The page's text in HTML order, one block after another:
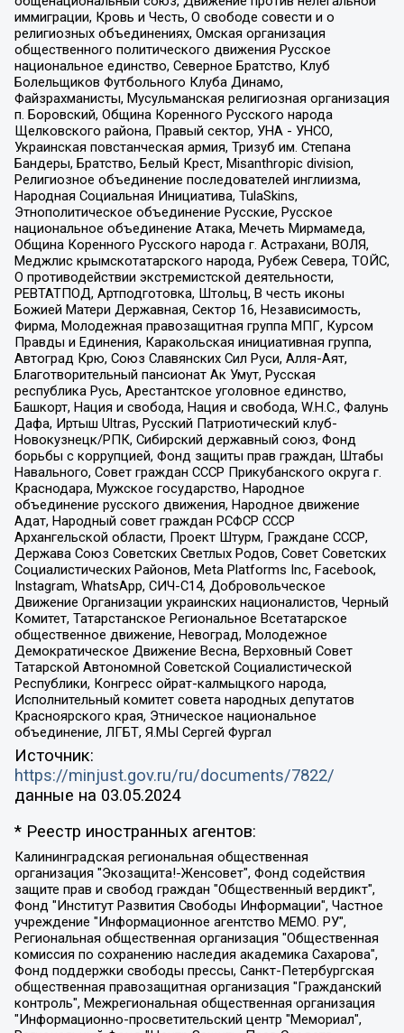
иммиграции, Кровь и Честь, О свободе совести и о
религиозных объединениях, Омская организация
общественного политического движения Русское
национальное единство, Северное Братство, Клуб
Болельщиков Футбольного Клуба Динамо,
Файзрахманисты, Мусульманская религиозная организация
п. Боровский, Община Коренного Русского народа
Щелковского района, Правый сектор, УНА - УНСО,
Украинская повстанческая армия, Тризуб им. Степана
Бандеры, Братство, Белый Крест, Misanthropic division,
Религиозное объединение последователей инглиизма,
Народная Социальная Инициатива, TulaSkins,
Этнополитическое объединение Русские, Русское
национальное объединение Атака, Мечеть Мирмамеда,
Община Коренного Русского народа г. Астрахани, ВОЛЯ,
Меджлис крымскотатарского народа, Рубеж Севера, ТОЙС,
О противодействии экстремистской деятельности,
РЕВТАТПОД, Артподготовка, Штольц, В честь иконы
Божией Матери Державная, Сектор 16, Независимость,
Фирма, Молодежная правозащитная группа МПГ, Курсом
Правды и Единения, Каракольская инициативная группа,
Автоград Крю, Союз Славянских Сил Руси, Алля-Аят,
Благотворительный пансионат Ак Умут, Русская
республика Русь, Арестантское уголовное единство,
Башкорт, Нация и свобода, Нация и свобода, W.H.С., Фалунь
Дафа, Иртыш Ultras, Русский Патриотический клуб-
Новокузнецк/РПК, Сибирский державный союз, Фонд
борьбы с коррупцией, Фонд защиты прав граждан, Штабы
Навального, Совет граждан СССР Прикубанского округа г.
Краснодара, Мужское государство, Народное
объединение русского движения, Народное движение
Адат, Народный совет граждан РСФСР СССР
Архангельской области, Проект Штурм, Граждане СССР,
Держава Союз Советских Светлых Родов, Совет Советских
Социалистических Районов, Meta Platforms Inc, Facebook,
Instagram, WhatsApp, СИЧ-С14, Добровольческое
Движение Организации украинских националистов, Черный
Комитет, Татарстанское Региональное Всетатарское
общественное движение, Невоград, Молодежное
Демократическое Движение Весна, Верховный Совет
Татарской Автономной Советской Социалистической
Республики, Конгресс ойрат-калмыцкого народа,
Исполнительный комитет совета народных депутатов
Красноярского края, Этническое национальное
объединение, ЛГБТ, Я.МЫ Сергей Фургал
Источник:
https://minjust.gov.ru/ru/documents/7822/
данные на 03.05.2024
* Реестр иностранных агентов:
Калининградская региональная общественная организация "Экозащита!-Женсовет", Фонд содействия защите прав и свобод граждан "Общественный вердикт", Фонд "Институт Развития Свободы Информации", Частное учреждение "Информационное агентство МЕМО. РУ", Региональная общественная организация "Общественная комиссия по сохранению наследия академика Сахарова", Фонд поддержки свободы прессы, Санкт-Петербургская общественная правозащитная организация "Гражданский контроль", Межрегиональная общественная организация "Информационно-просветительский центр "Мемориал", Региональный Фонд "Центр Защиты Прав Средств Массовой Информации", с 05.12.2023 Фонд "Центр Защиты Прав Средств массовой информации", Региональная общественная благотворительная организация помощи беженцам и мигрантам "Гражданское содействие", Негосударственное образовательное учреждение дополнительного профессионального образования (повышение квалификации) специалистов "АКАДЕМИЯ ПО ПРАВАМ ЧЕЛОВЕКА", Свердловская региональная общественная организация "Сутяжник", Автономная некоммерческая организация "Центр независимых социологических исследований", Союз общественных объединений "Российский исследовательский центр по правам человека", Региональное общественное учреждение научно-информационный центр "МЕМОРИАЛ", Некоммерческая организация "Фонд защиты гласности", Автономная некоммерческая организация "Институт прав человека", Городская общественная организация "Екатеринбургское общество "МЕМОРИАЛ", Городская общественная организация "Рязанское историко-просветительское и правозащитное общество "Мемориал" (Рязанский Мемориал), Челябинский региональный орган общественной самодеятельности – женское общественное объединение "Женщины Евразии", Челябинский региональный орган общественной самодеятельности "Уральская правозащитная группа", Фонд содействия защите здоровья и социальной справедливости имени Андрея Рылькова, Автономная Некоммерческая Организация "Аналитический Центр Юрия Левады", Автономная некоммерческая организация социальной поддержки населения "Проект Апрель", Региональная общественная организация помощи женщинам и детям, находящимся в кризисной ситуации "Информационно-методический центр "Анна", Фонд содействия развитию массовых коммуникаций и правовому просвещению "Так-так-Так", Фонд содействия устойчивому развитию "Серебряная тайга", Свердловский региональный общественный фонд социальных проектов "Новое время", "Idel.Реалии", Кавказ.Реалии, Крым.Реалии, Телеканал Настоящее Время, Татаро-башкирская служба Радио Свобода (Azatliq Radiosi), Радио Свободная Европа/Радио Свобода (PCE/PC), "Сибирь.Реалии", "Фактограф", Благотворительный фонд помощи осужденным и их семьям, Автономная некоммерческая организация "Институт глобализации и социальных движений", Фонд "В защиту прав заключенных", Частное учреждение "Центр поддержки и содействия развитию средств массовой информации", Пензенский региональный общественный благотворительный фонд "Гражданский союз", "Север.Реалии", Некоммерческая организация Фонд "Правовая инициатива", Общество с ограниченной ответственностью "Радио Свободная Европа/Радио Свобода", Чешское информационное агентство "MEDIUM-ORIENT", Красноярская региональная общественная организация "Мы против СПИДа", Камалягин Денис Николаевич, Маркелов Сергей Евгеньевич, Пономарев Лев Александрович, Савицкая Людмила Алексеевна, Автономная некоммерческая организация "Центр по работе с проблемой насилия "НАСИЛИЮ.НЕТ", Межрегиональный профессиональный союз работников здравоохранения "Альянс врачей", Юридическое лицо, зарегистрированное в Латвийской Республике, SIA "Medusa Project" (регистрационный номер 40103797863, дата регистрации 10.06.2014), Некоммерческая организация "Фонд по борьбе с коррупцией", Автономная некоммерческая организация "Институт права и публичной политики", Баданин Роман Сергеевич, Гликин Максим Александрович, Железнова Мария Михайловна, Лукьянова Юлия Сергеевна, Маетная Елизавета Витальевна, Маняхин Петр Борисович, Чуракова Ольга Владимировна, Ярош Юлия Петровна, Юридическое лицо "The Insider SIA", зарегистрированное в Риге, Латвийская Республика (дата регистрации 26.06.2015), являющееся администратором доменного имени интернет-издания "The Insider SIA", https://theins.ru, Постернак Алексей Евгеньевич, Рубин Михаил Аркадьевич, Анин Роман Александрович, Юридическое лицо Istories fonds, зарегистрированное в Латвийской Республике (регистрационный номер 50008295751, дата регистрации 24.02.2020), Великовский Дмитрий Александрович, Долинина Ирина Николаевна, Мароховская Алеся Алексеевна, Шлейнов Роман Юрьевич, Шмагун Олеся Валентиновна, Общество с ограниченной ответственностью "Альтаир 2021", Общество с ограниченной ответственностью "Вега 2021", Общество с ограниченной ответственностью "Главный редактор 2021", Общество с ограниченной ответственностью "Ромашки монолит", Важенков Артем Валерьевич, Ивановская областная общественная организация "Центр гендерных исследований", Гурман Юрий Альбертович, Медиапроект "ОВД-Инфо", Егоров Владимир Владимирович, Жилинский Владимир Александрович, Общество с ограниченной ответственностью "ЗП", Иванова София Юрьевна, Карезина Инна Павловна, Кильтау Екатерина Викторовна, Петров Алексей Викторович, Пискунов Сергей Евгеньевич, Смирнов Сергей Сергеевич, Тихонов Михаил Сергеевич, Общество с ограниченной ответственностью "ЖУРНАЛИСТ-ИНОСТРАННЫЙ АГЕНТ", Арапова Галина Юрьевна, Вольтская Татьяна Анатольевна, Американская компания "Mason G.E.S. Anonymous Foundation" (США), являющаяся владельцем интернет-издания https://mnews.world/, Компания "Stichting Bellingcat", зарегистрированная в Нидерландах (дата регистрации 11.07.2018), Захаров Андрей Вячеславович, Клепиковская Екатерина Дмитриевна, Общество с ограниченной ответственностью "МЕМО", Перл Роман Александрович, Симонов Евгений Алексеевич, Соловьева Елена Анатольевна, Сотников Даниил Владимирович, Сурначева Елизавета Дмитриевна, Автономная некоммерческая организация по защите прав человека и информированию населения "Якутия – Наше Мнение", Общество с ограниченной ответственностью "Москоу диджитал медиа", с 26.01.2023 Общество с ограниченной ответственностью "Чайка Белые сады", Ветошкина Валерия Валерьевна, Заговора Максим Александрович, Межрегиональное общественное движение "Российская ЛГБТ - сеть", Оленичев Максим Владимирович, Павлов Иван Юрьевич, Скворцова Елена Сергеевна, Общество с ограниченной ответственностью "Как бы инагент", Кочетков Игорь Викторович, Общество с ограниченной ответственностью "Честные выборы", Еланчик Олег Александрович, Общество с ограниченной ответственностью "Нобелевский призыв", Гималова Регина Эмилевна, Григорьев Андрей Валерьевич, Григорьева Алина Александровна, Ассоциация по содействию защите прав призывников, альтернативнослужащих и военнослужащих "Правозащитная группа "Гражданин.Армия.Право", Хисамова Регина Фаритовна, Автономная некоммерческая организация по реализации социально-правовых программ "Лилит", Дальневосточное общественное движение "Маяк", Санкт-Петербургская ЛГБТ-инициативная группа "Выход", Инициативная группа ЛГБТ+ "Реверс", Алексеев Андрей Викторович, Бекбулатова Таисия Львовна, Беляев Иван Михайлович, Владыкина Елена Сергеевна, Гельман Марат Александрович, Никульшина Вероника Юрьевна, Толоконникова Надежда Андреевна, Шендерович Виктор Анатольевич, Общество с ограниченной ответственностью "Данное сообщение", Общество с ограниченной ответственностью Издательский дом "Новая глава", Айнбиндер Александра Александровна, Московский комьюнити-центр для ЛГБТ+инициатив, Благотворительный фонд развития филантропии, Deutsche Welle (Германия, Kurt-Schumacher-Strasse 3, 53113 Bonn), Борзунова Мария Михайловна, Воробьев Виктор Викторович, Голубева Анна Львовна, Константинова Алла Михайловна, Малкова Ирина Владимировна, Мурадов Мурад Абдулгалимович, Осетинская Елизавета Николаевна, Понасенков Евгений Николаевич, Ганапольский Матвей Юрьевич, Киселев Евгений Алексеевич, Борухович Ирина Григорьевна, Дремин Иван Тимофеевич, Дубровский Дмитрий Викторович, Красноярская региональная общественная организация поддержки и развития альтернативных образовательных технологий и межкультурных коммуникаций "ИНТЕРРА", Маяковская Екатерина Алексеевна, Фейгин Марк Захарович, Филимонов Андрей Викторович, Дзугкоева Регина Николаевна, Доброхотов Роман Александрович, Дудь Юрий Александрович, Елкин Сергей Владимирович, Кругликов Кирилл Игоревич, Сабунаева Мария Леонидовна, Семенов Алексей Владимирович, Шаинян Карен Багратович, Шульман Екатерина Михайловна, Асафьев Артур Валерьевич, Вахштайн Виктор Семенович, Венедиктов Алексей Алексеевич, Лушникова Екатерина Евгеньевна, Волков Леонид Михайлович, Невзоров Александр Глебович, Пархоменко Сергей Борисович, Сироткин Ярослав Николаевич, Кара-Мурза Владимир Владимирович, Баранова Наталья Владимировна, Гозман Леонид Яковлевич, Кагарлицкий Борис Юльевич, Климарев Михаил Валерьевич, Милов Владимир Станиславович, Автономная некоммерческая организация Краснодарский центр современного искусства "Типография", Моргенштерн Алишер Тагирович, Соболь Любовь Эдуардовна, Общество с ограниченной ответственностью "ЛИЗА НОРМ", Каспаров Гарри Кимович, Ходорковский Михаил Борисович, Общество с ограниченной ответственностью "Апрельские тезисы", Данилович Ирина Брониславовна, Кашин Олег Владимирович, Петров Николай Владимирович, Пивоваров Алексей Владимирович, Соколов Михаил Владимирович, Цветкова Юлия Владимировна, Чичваркин Евгений Александрович, Комитет против пыток/Команда против пыток, Общество с ограниченной ответственностью "Первый научный", Общество с ограниченной ответственностью "Вертолет и ко", Белоцерковская Вероника Борисовна, Кац Максим Евгеньевич, Лазарева Татьяна Юрьевна, Шаведдинов Руслан Табризович, Яшин Илья Валерьевич, Общество с ограниченной ответственностью "Иноагент ААВ", Алешковский Дмитрий Петрович, Альбац Евгения Марковна, Быков Дмитрий Львович, Галямина Юлия Евгеньевна, Лойко Сергей Леонидович, Мартынов Кирилл Константинович, Медведев Сергей Александрович, Крашенинников Федор Геннадиевич, Гордеева Катерина Вл